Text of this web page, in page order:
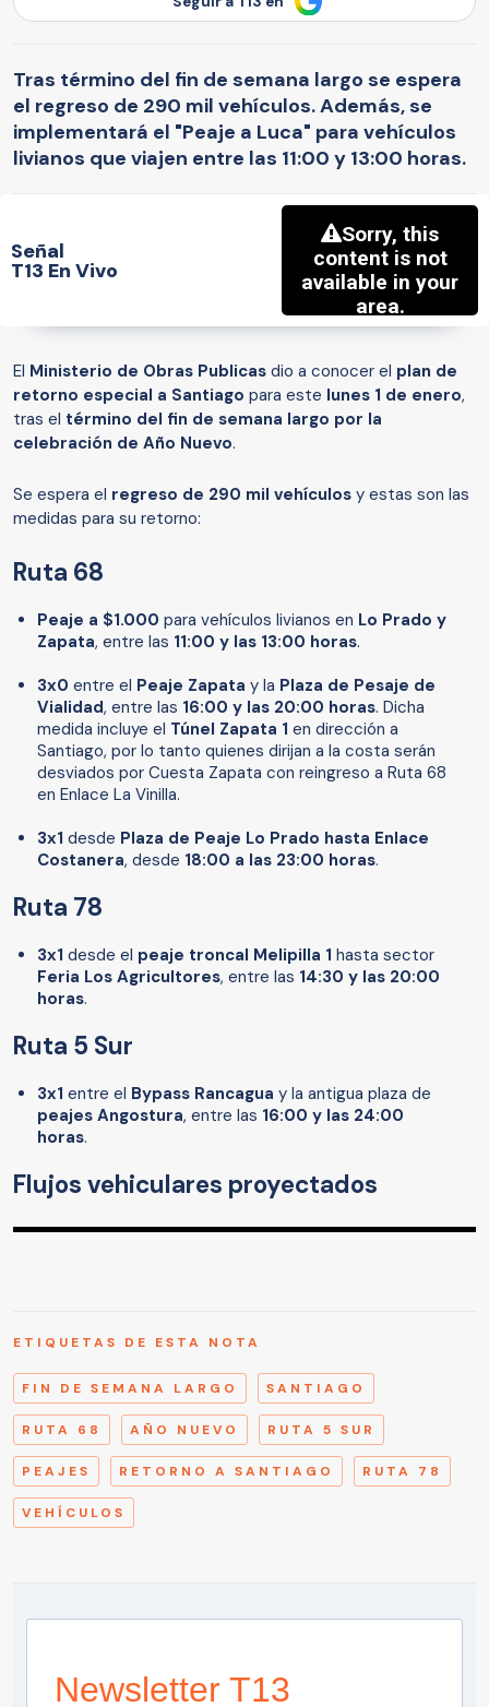
Tras término del fin de semana largo se espera
el regreso de 290 mil vehículos. Además, se
implementará el "Peaje a Luca" para vehículos
livianos que viajen entre las 11:00 y 13:00 horas.
Señal
T13 En Vivo
El Ministerio de Obras Publicas dio a conocer el plan de
retorno especial a Santiago para este lunes 1 de enero,
tras el término del fin de semana largo por la
celebración de Año Nuevo.
Se espera el regreso de 290 mil vehículos y estas son las
medidas para su retorno:
Ruta 68
Peaje a $1.000 para vehículos livianos en Lo Prado y
Zapata, entre las 11:00 y las 13:00 horas.
3x0 entre el Peaje Zapata y la Plaza de Pesaje de
Vialidad, entre las 16:00 y las 20:00 horas. Dicha
medida incluye el Túnel Zapata 1 en dirección a
Santiago, por lo tanto quienes dirijan a la costa serán
desviados por Cuesta Zapata con reingreso a Ruta 68
en Enlace La Vinilla.
3x1 desde Plaza de Peaje Lo Prado hasta Enlace
Costanera, desde 18:00 a las 23:00 horas.
Ruta 78
3x1 desde el peaje troncal Melipilla 1 hasta sector
Feria Los Agricultores, entre las 14:30 y las 20:00
horas.
Ruta 5 Sur
3x1 entre el Bypass Rancagua y la antigua plaza de
peajes Angostura, entre las 16:00 y las 24:00
horas.
Flujos vehiculares proyectados
ETIQUETAS DE ESTA NOTA
FIN DE SEMANA LARGO SANTIAGO
RUTA 68 AÑO NUEVO RUTA 5 SUR
PEAJES RETORNO A SANTIAGO RUTA 78
VEHÍCULOS
Newsletter T13